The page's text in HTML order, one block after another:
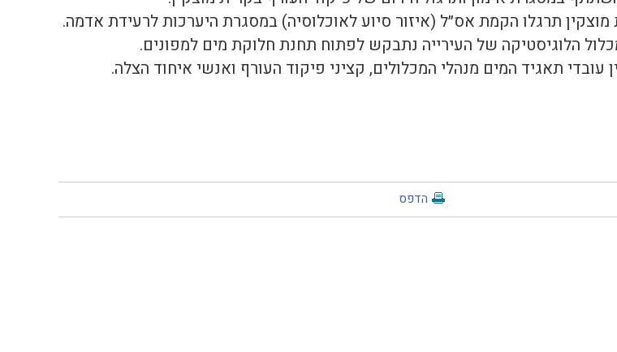
מוצקין תרגלו הקמת אס״ל (איזור סיוע לאוכלוסיה) במסגרת היערכות לרעידת אדמה.
הלוגיסטיקה של העירייה נתבקש לפתוח תחנת חלוקת מים למפונים.
עובדי תאגיד המים מנהלי המכלולים, קציני פיקוד העורף ואנשי איחוד הצלה.
הדפס